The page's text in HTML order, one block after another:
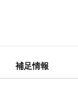
補足情報